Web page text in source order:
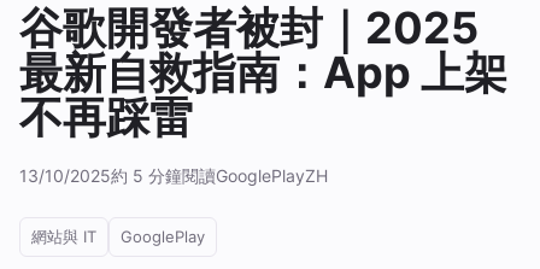
谷歌開發者被封｜2025
最新自救指南：App 上架
不再踩雷
13/10/2025約 5 分鐘閱讀GooglePlayZH
網站與 IT GooglePlay